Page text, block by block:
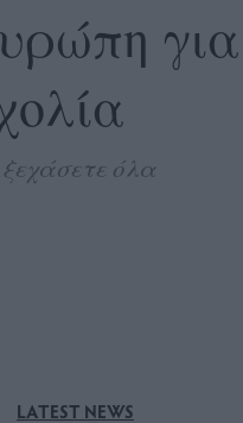
όλα
LATEST NEWS